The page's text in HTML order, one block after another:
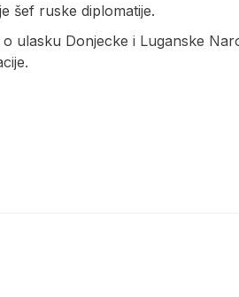
šef ruske diplomatije.
ulasku Donjecke i Luganske